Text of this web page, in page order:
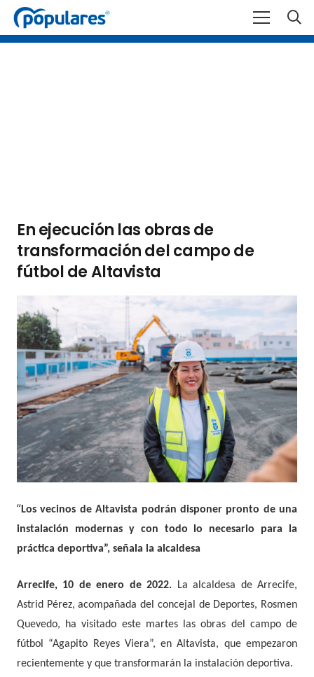
En ejecución las obras de
transformación del campo de
fútbol de Altavista
“Los vecinos de Altavista podrán disponer pronto de una
instalación modernas y con todo lo necesario para la
práctica deportiva”, señala la alcaldesa
Arrecife, 10 de enero de 2022. La alcaldesa de Arrecife,
Astrid Pérez, acompañada del concejal de Deportes, Rosmen
Quevedo, ha visitado este martes las obras del campo de
fútbol “Agapito Reyes Viera”, en Altavista, que empezaron
recientemente y que transformarán la instalación deportiva.